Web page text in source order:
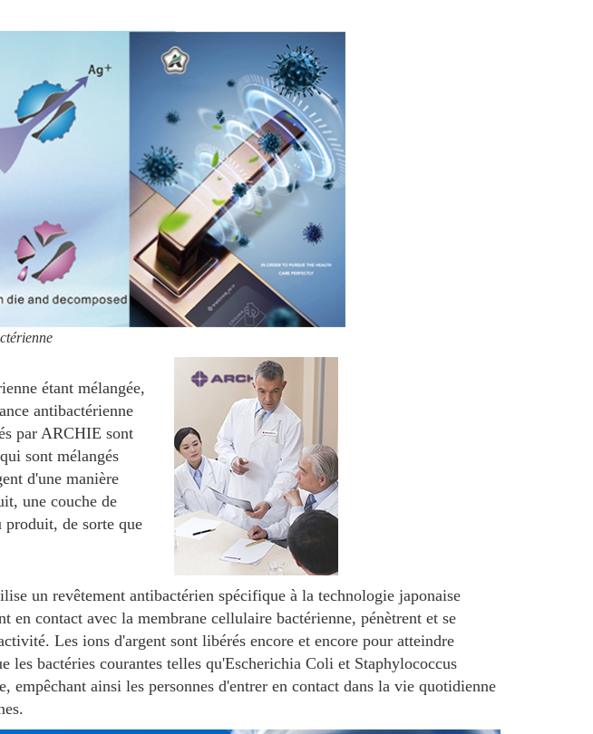
étant mélangée,
antibactérienne
par ARCHIE sont
sont mélangés
d'une manière
une couche de
produit, de sorte que
un revêtement antibactérien spécifique à la technologie japonaise
en contact avec la membrane cellulaire bactérienne, pénètrent et se
Les ions d'argent sont libérés encore et encore pour atteindre
bactéries courantes telles qu'Escherichia Coli et Staphylococcus
empêchant ainsi les personnes d'entrer en contact dans la vie quotidienne